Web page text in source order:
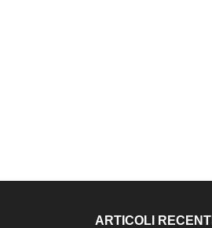
ARTICOLI RECENTI